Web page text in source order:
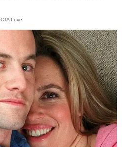
CTA Love